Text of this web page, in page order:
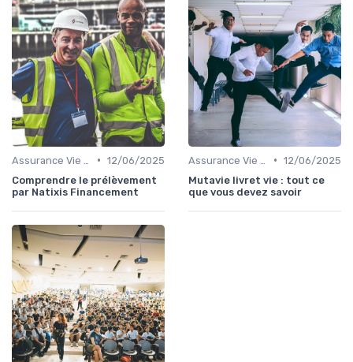
• 12/06/2025
Comprendre le prélèvement
par Natixis Financement
• 12/06/2025
Mutavie livret vie : tout ce
que vous devez savoir